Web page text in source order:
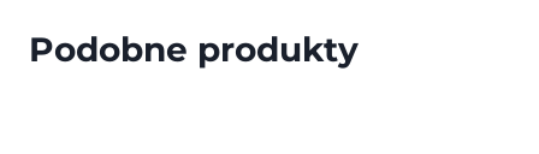
Podobne produkty